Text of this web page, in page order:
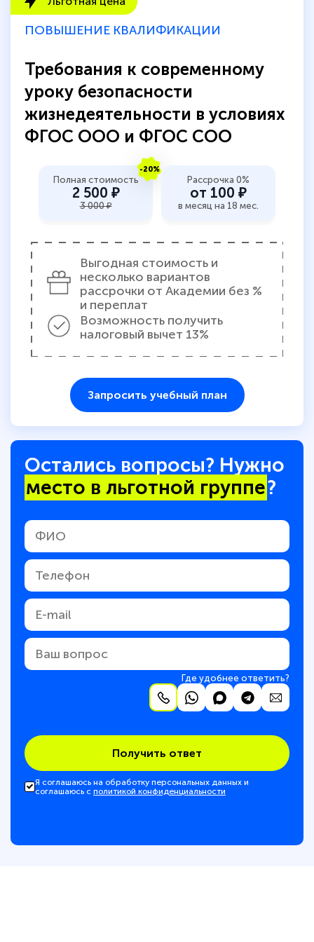
Обучение понравилось: огромное
количество тематической литературы,
прохождения курса, удобная система
аттестации, проблем не возникло ни на
каком этапе…
ПОВЫШЕНИЕ КВАЛИФИКАЦИИ
Требования к современному
уроку безопасности
жизнедеятельности в условиях
ФГОС ООО и ФГОС СОО
-20%
Полная стоимость
2 500 ₽
3 000 ₽
Рассрочка 0%
от 100 ₽
в месяц на 18 мес.
Выгодная стоимость и
несколько вариантов
рассрочки от Академии без %
и переплат
Возможность получить
налоговый вычет 13%
Запросить учебный план
Остались вопросы? Нужно
место в льготной группе?
Где удобнее ответить?
Получить ответ
Я соглашаюсь на обработку персональных данных и
соглашаюсь с политикой конфиденциальности